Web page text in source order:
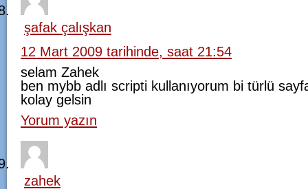
şafak çalışkan
12 Mart 2009 tarihinde, saat 21:54
selam Zahek
ben mybb adlı scripti kullanıyorum bi türlü
kolay gelsin
Yorum yazın
zahek